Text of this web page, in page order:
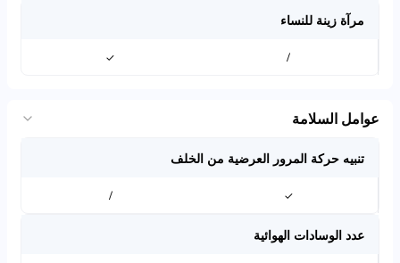
مرآة زينة للنساء
/
✓
عوامل السلامة
تنبيه حركة المرور العرضية من الخلف
✓
/
عدد الوسادات الهوائية